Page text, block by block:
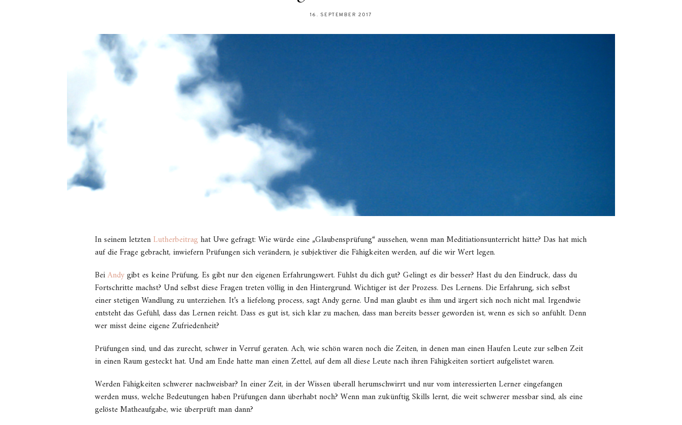
16. SEPTEMBER 2017
In seinem letztenLutherbeitraghat Uwe gefragt: Wie würde eine „Glaubensprüfung“ aussehen, wenn man Meditiationsunterricht hätte? Das hat mich
auf die Frage gebracht, inwiefern Prüfungen sich verändern, je subjektiver die Fähigkeiten werden, auf die wir Wert legen.
BeiAndygibt es keine Prüfung. Es gibt nur den eigenen Erfahrungswert. Fühlst du dich gut? Gelingt es dir besser? Hast du den Eindruck, dass du
Fortschritte machst? Und selbst diese Fragen treten völlig in den Hintergrund. Wichtiger ist der Prozess. Des Lernens. Die Erfahrung, sich selbst
einer stetigen Wandlung zu unterziehen. It’s a liefelong process, sagt Andy gerne. Und man glaubt es ihm und ärgert sich noch nicht mal. Irgendwie
entsteht das Gefühl, dass das Lernen reicht. Dass es gut ist, sich klar zu machen, dass man bereits besser geworden ist, wenn es sich so anfühlt. Denn
wer misst deine eigene Zufriedenheit?
Prüfungen sind, und das zurecht, schwer in Verruf geraten. Ach, wie schön waren noch die Zeiten, in denen man einen Haufen Leute zur selben Zeit
in einen Raum gesteckt hat. Und am Ende hatte man einen Zettel, auf dem all diese Leute nach ihren Fähigkeiten sortiert aufgelistet waren.
Werden Fähigkeiten schwerer nachweisbar? In einer Zeit, in der Wissen überall herumschwirrt und nur vom interessierten Lerner eingefangen
werden muss, welche Bedeutungen haben Prüfungen dann überhabt noch? Wenn man zukünftig Skills lernt, die weit schwerer messbar sind, als eine
gelöste Matheaufgabe, wie überprüft man dann?